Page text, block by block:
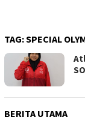
TAG:SPECIAL
BERITA UTAMA